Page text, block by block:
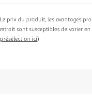
Le prix du produit, les avantages
retrait sont susceptibles de varier
présélection ici)